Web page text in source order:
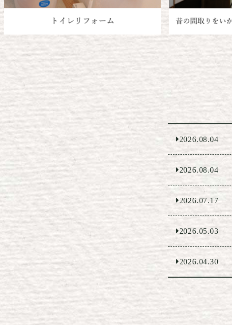
2026.08.04
2026.08.04
2026.07.17
2026.05.03
2026.04.30